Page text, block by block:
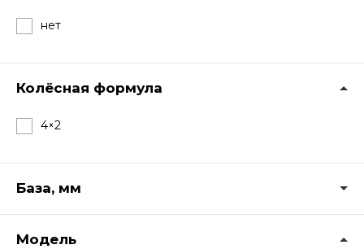
нет
Колёсная формула
4×2
База, мм
Модель